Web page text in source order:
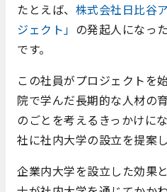
たとえば、 株式会社日比谷
ジェクト」 の発起人になっ
です。
この社員がプロジェクトを
院で学んだ長期的な人材の
のごとを考えるきっかけに
社に社内大学の設立を提案し
企業内大学を設立した効果